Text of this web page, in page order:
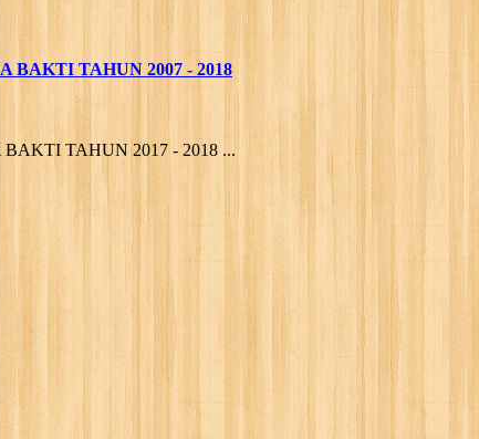
BAKTI TAHUN 2007 - 2018
TAHUN 2017 - 2018 ...